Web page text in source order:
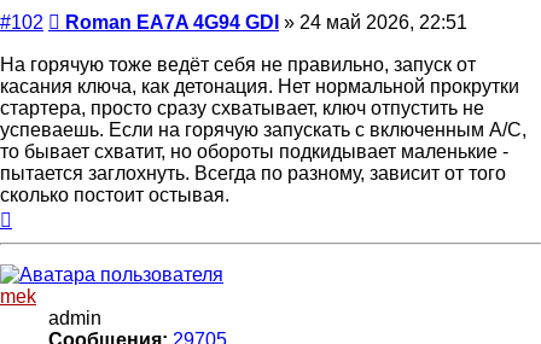
#102 Сообщение
Roman EA7A 4G94 GDI » 24 май 2026, 22:51
На горячую тоже ведёт себя не правильно, запуск от
касания ключа, как детонация. Нет нормальной прокрутки
стартера, просто сразу схватывает, ключ отпустить не
успеваешь. Если на горячую запускать с включенным А/С,
то бывает схватит, но обороты подкидывает маленькие -
пытается заглохнуть. Всегда по разному, зависит от того
сколько постоит остывая.
mek
admin